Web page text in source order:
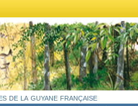
de la guyane française